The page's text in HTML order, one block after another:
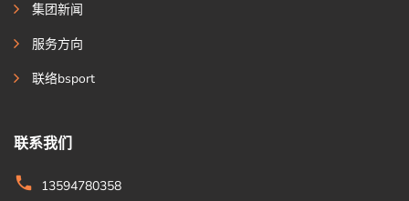
集团新闻
服务方向
联络bsport
联系我们
13594780358